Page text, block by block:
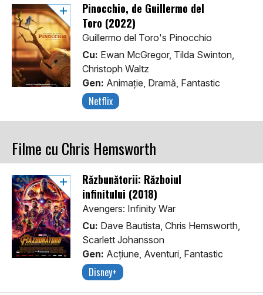
Pinocchio, de Guillermo del
Toro (2022)
Guillermo del Toro's Pinocchio
Cu: Ewan McGregor, Tilda Swinton,
Christoph Waltz
Gen: Animaţie, Dramă, Fantastic
Netflix
Filme cu Chris Hemsworth
Răzbunătorii: Războiul
infinitului (2018)
Avengers: Infinity War
Cu: Dave Bautista, Chris Hemsworth,
Scarlett Johansson
Gen: Acţiune, Aventuri, Fantastic
Disney+